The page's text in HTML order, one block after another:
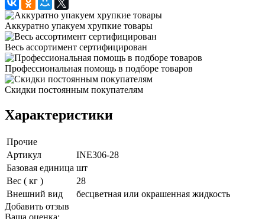
Аккуратно упакуем хрупкие товары
Весь ассортимент сертифицирован
Профессиональная помощь в подборе товаров
Скидки постоянным покупателям
Характеристики
Прочие
Артикул
INE306-28
Базовая единица шт
Вес ( кг )
28
Внешний вид
бесцветная или окрашенная жидкость
Добавить отзыв
Ваша оценка: